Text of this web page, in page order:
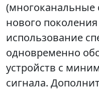
(многоканальные
нового
использование
одновременно
устройств с
сигнала.